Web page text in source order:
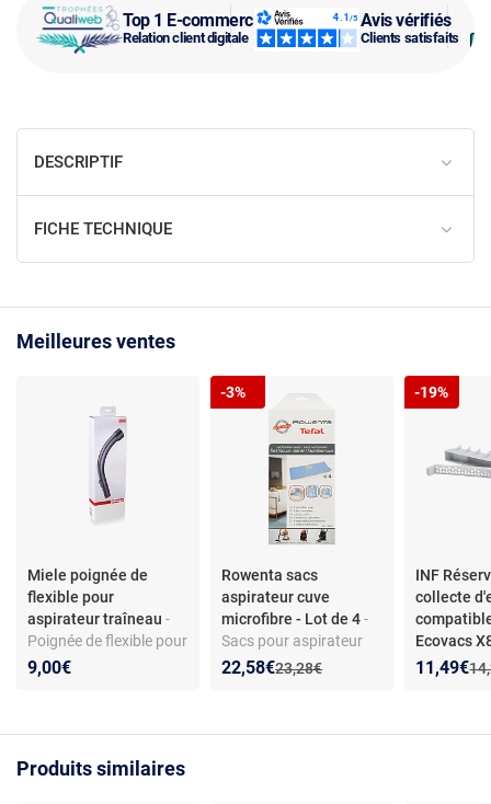
Top 1 E-commerce
Relation client digitale
Avis vérifiés
Clients satisfaits
DESCRIPTIF
FICHE TECHNIQUE
Meilleures ventes
Miele poignée de
flexible pour
aspirateur traîneau -
Poignée de flexible pour
aspirateur traîneau -
9,00€
Rowenta sacs
aspirateur cuve
microfibre - Lot de 4-
Sacs pour aspirateur
cuve en microfibre -
Ancien prix :
23,28€
Nouveau prix :
22,58€
Réduction de :
-3%
INF
collecte
Ecovacs
X9 T80 -
Nouveau
11,49€
-19%
Produits similaires